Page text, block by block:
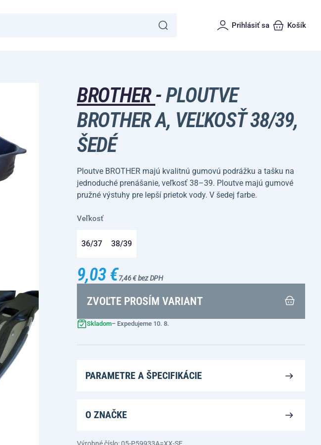
Prihlásiť sa Košík
BROTHER-PLOUTVE
BROTHER A, VEĽKOSŤ 38/39,
ŠEDÉ
Ploutve BROTHER majú kvalitnú gumovú podrážku a tašku na
jednoduché prenášanie, veľkosť 38–39. Ploutve majú gumové
pružné výstuhy pre lepší prietok vody. V šedej farbe.
Veľkosť
36/37 38/39
9,03 €7,46 € bez DPH
ZVOĽTE PROSÍM VARIANT
Skladom– Expedujeme 10. 8.
PARAMETRE A ŠPECIFIKÁCIE
O ZNAČKE